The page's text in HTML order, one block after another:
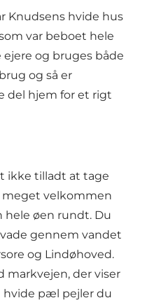
Knudsens hvide hus
var beboet hele
ejere og bruges både
og så er
del hjem for et rigt
ikke tilladt at tage
meget velkommen
hele øen rundt. Du
gennem vandet
og Lindøhoved.
markvejen, der viser
hvide pæl pejler du